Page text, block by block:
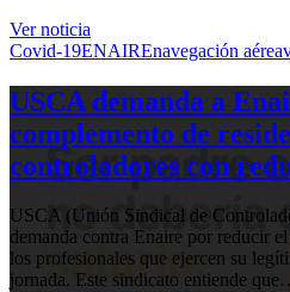
Ver noticia
Covid-19ENAIREnavegación aérea
USCA demanda a
complemento de
controladores con
USCA (Unión Sindical de
demanda contra Enaire por reducir
los profesionales que ejercen su
jornada. Este sindicato entiende